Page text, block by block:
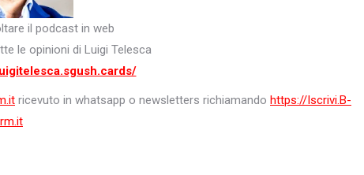
il podcast in web
le opinioni di Luigi Telesca
ricevuto in whatsapp o newsletters richiamando https://Iscrivi.B-